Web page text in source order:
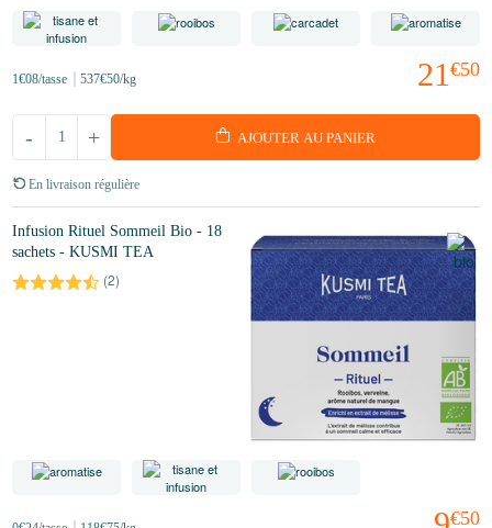
21 €50
1€08/tasse 537€50/kg
+
- AJOUTER AU PANIER
En livraison régulière
Infusion Rituel Sommeil Bio - 18
sachets - KUSMI TEA
(2)
€50